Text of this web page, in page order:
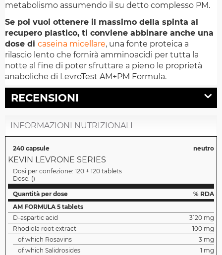
metabolismo assumendo il su detto complesso PM.
Se poi vuoi ottenere il massimo della spinta al
recupero plastico, ti conviene abbinare anche una
dose di caseina micellare, una fonte proteica a
rilascio lento che fornirà amminoacidi per tutta la
notte al fine di poter sfruttare a pieno le proprietà
anaboliche di LevroTest AM+PM Formula.
RECENSIONI
INFORMAZIONI NUTRIZIONALI
240 capsule neutro
KEVIN LEVRONE SERIES
Dosi per confezione: 120 + 120 tablets
Dose: ()
Quantità per dose
% RDA
AM FORMULA 5 tablets
D-aspartic acid
3120 mg
Rhodiola root extract
100 mg
of which Rosavins
3 mg
of which Salidrosides
1 mg